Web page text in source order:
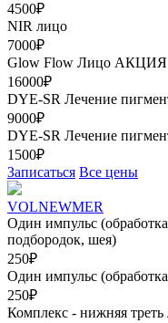
4500₽
NIR лицо
7000₽
Glow Flow Лицо АКЦИЯ
16000₽
DYE-SR Лечение
9000₽
DYE-SR Лечение
1500₽
Записаться Все цены
VOLNEWMER
Один импульс
подбородок, шея)
250₽
Один импульс
250₽
Комплекс - нижняя